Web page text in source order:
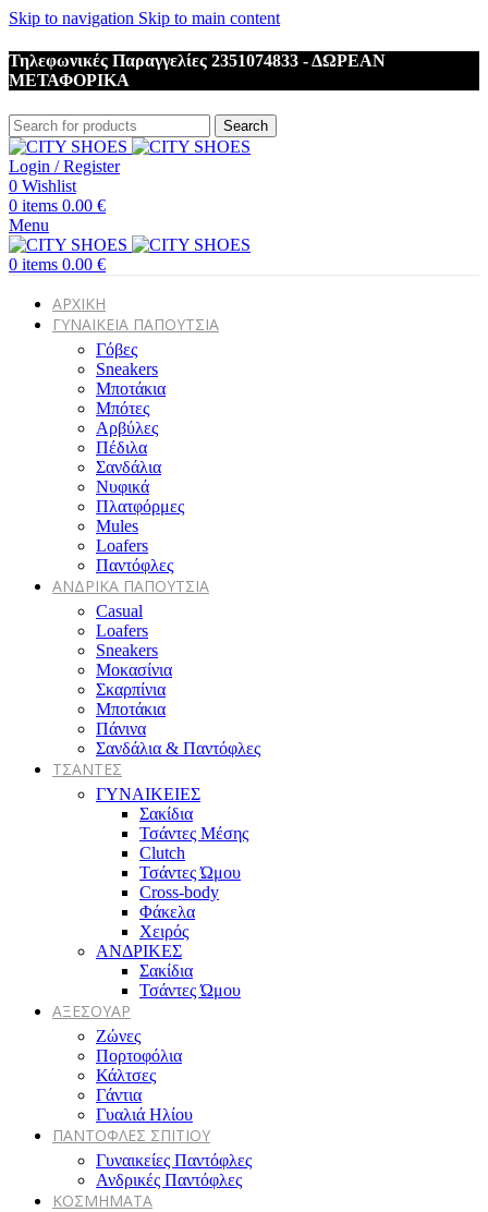
Skip to navigation Skip to main content
Τηλεφωνικές Παραγγελίες 2351074833 - ΔΩΡΕΑΝ
ΜΕΤΑΦΟΡΙΚΑ
Search
Login / Register
0 Wishlist
0 items 0.00 €
Menu
0 items 0.00 €
ΑΡΧΙΚΗ
ΓΥΝΑΙΚΕΙΑ ΠΑΠΟΥΤΣΙΑ
Γόβες
Sneakers
Μποτάκια
Μπότες
Αρβύλες
Πέδιλα
Σανδάλια
Νυφικά
Πλατφόρμες
Mules
Loafers
Παντόφλες
ΑΝΔΡΙΚΑ ΠΑΠΟΥΤΣΙΑ
Casual
Loafers
Sneakers
Μοκασίνια
Σκαρπίνια
Μποτάκια
Πάνινα
Σανδάλια & Παντόφλες
ΤΣΑΝΤΕΣ
ΓΥΝΑΙΚΕΙΕΣ
Σακίδια
Τσάντες Μέσης
Clutch
Τσάντες Ώμου
Cross-body
Φάκελα
Χειρός
ΑΝΔΡΙΚΕΣ
Σακίδια
Τσάντες Ώμου
ΑΞΕΣΟΥΑΡ
Ζώνες
Πορτοφόλια
Κάλτσες
Γάντια
Γυαλιά Ηλίου
ΠΑΝΤΟΦΛΕΣ ΣΠΙΤΙΟΥ
Γυναικείες Παντόφλες
Ανδρικές Παντόφλες
ΚΟΣΜΗΜΑΤΑ